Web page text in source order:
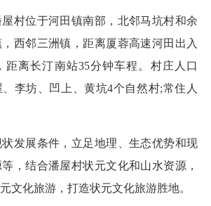
位于河田镇南部，北邻马坑村和余
西邻三洲镇，距离厦蓉高速河田出入
距离长汀南站35分钟车程。村庄人口
、李坊、凹上、黄坑4个自然村;常住人
展条件，立足地理、生态优势和现
，结合潘屋村状元文化和山水资源，
文化旅游，打造状元文化旅游胜地。